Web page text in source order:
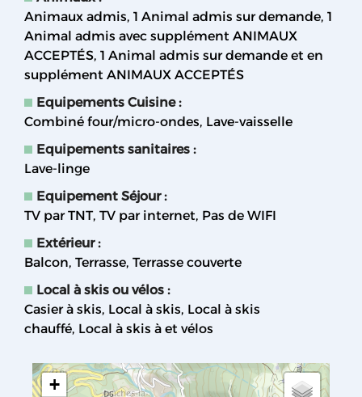
Animaux admis 1 Animal admis sur demande 1
Animal admis avec supplément ANIMAUX
ACCEPTÉS 1 Animal admis sur demande et en
supplément ANIMAUX ACCEPTÉS
Equipements Cuisine:
Combiné four/micro-ondes Lave-vaisselle
Equipements sanitaires :
Lave-linge
Equipement Séjour:
TV par TNT TV par internet Pas de WIFI
Extérieur:
Balcon Terrasse Terrasse couverte
Local à skis ou vélos :
Casier à skis Local à skis Local à skis
chauffé Local à skis à et vélos
+